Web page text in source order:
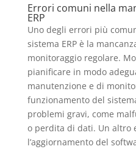
Errori comuni nella
ERP
Uno degli errori più
sistema ERP è la
monitoraggio regolare.
pianificare in modo
manutenzione e di
funzionamento del
problemi gravi, come
o perdita di dati. Un altro
l’aggiornamento del